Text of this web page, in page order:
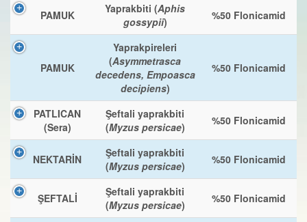
PAMUK Yaprakbiti (Aphis
gossypii) %50 Flonicamid
PAMUK
Yaprakpireleri
(Asymmetrasca
decedens, Empoasca
decipiens)
%50 Flonicamid
PATLICAN
(Sera)
Şeftali yaprakbiti
(Myzus persicae) %50 Flonicamid
NEKTARİN
Şeftali yaprakbiti
(Myzus persicae) %50 Flonicamid
ŞEFTALİ
Şeftali yaprakbiti
(Myzus persicae) %50 Flonicamid